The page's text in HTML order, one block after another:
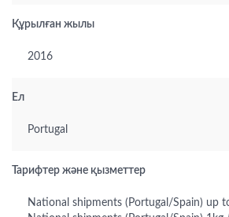
Құрылған жылы
2016
Ел
Portugal
Тарифтер және қызметтер
National shipments (Portugal/Spain) up